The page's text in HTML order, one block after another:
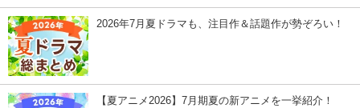
2026年7月夏ドラマも、注目作＆話題作が勢ぞろい！
【夏アニメ2026】7月期夏の新アニメを一挙紹介！